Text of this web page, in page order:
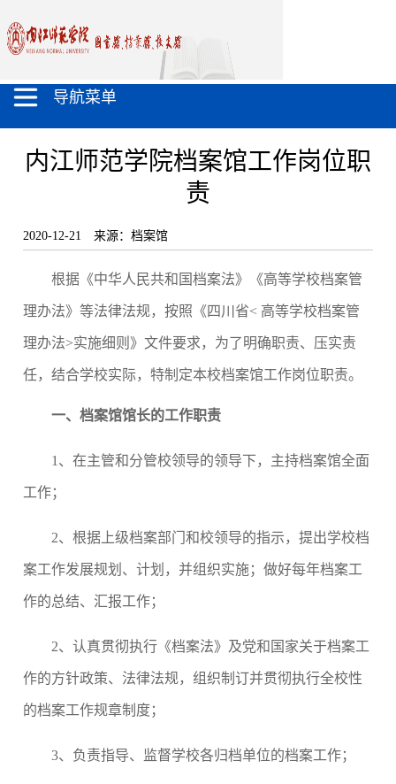
导航菜单
内江师范学院档案馆工作岗位职
责
2020-12-21 来源：档案馆
根据《中华人民共和国档案法》《高等学校档案管
理办法》等法律法规，按照《四川省< 高等学校档案管
理办法>实施细则》文件要求，为了明确职责、压实责
任，结合学校实际，特制定本校档案馆工作岗位职责。
一、档案馆馆长的工作职责
1 、在主管和分管校领导的领导下，主持档案馆全面
工作；
2、根据上级档案部门和校领导的指示，提出学校档
案工作发展规划、计划，并组织实施；做好每年档案工
作的总结、汇报工作；
2、认真贯彻执行《档案法》及党和国家关于档案工
作的方针政策、法律法规，组织制订并贯彻执行全校性
的档案工作规章制度；
3、负责指导、监督学校各归档单位的档案工作；